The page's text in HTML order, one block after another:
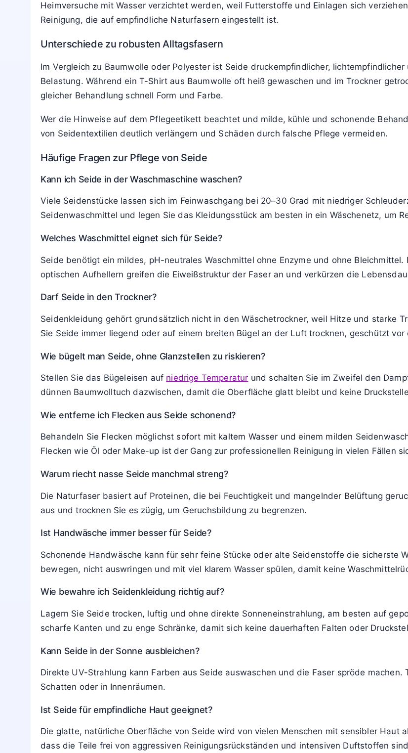
Heimversuche mit Wasser verzichtet werden, weil Futterstoffe und Einlagen sich
Reinigung, die auf empfindliche Naturfasern eingestellt ist.
Unterschiede zu robusten Alltagsfasern
Im Vergleich zu Baumwolle oder Polyester ist Seide druckempfindlicher,
Belastung. Während ein T-Shirt aus Baumwolle oft heiß gewaschen und im Trockner
gleicher Behandlung schnell Form und Farbe.
Wer die Hinweise auf dem Pflegeetikett beachtet und milde, kühle und schonende
von Seidentextilien deutlich verlängern und Schäden durch falsche Pflege vermeiden.
Häufige Fragen zur Pflege von Seide
Kann ich Seide in der Waschmaschine waschen?
Viele Seidenstücke lassen sich im Feinwaschgang bei 20–30 Grad mit niedriger
Seidenwaschmittel und legen Sie das Kleidungsstück am besten in ein Wäschenetz, um
Welches Waschmittel eignet sich für Seide?
Seide benötigt ein mildes, pH-neutrales Waschmittel ohne Enzyme und ohne
optischen Aufhellern greifen die Eiweißstruktur der Faser an und verkürzen die
Darf Seide in den Trockner?
Seidenkleidung gehört grundsätzlich nicht in den Wäschetrockner, weil Hitze und starke
Sie Seide immer liegend oder auf einem breiten Bügel an der Luft trocknen, geschützt vor
Wie bügelt man Seide, ohne Glanzstellen zu riskieren?
Stellen Sie das Bügeleisen auf niedrige Temperatur und schalten Sie im Zweifel den
dünnen Baumwolltuch dazwischen, damit die Oberfläche glatt bleibt und keine
Wie entferne ich Flecken aus Seide schonend?
Behandeln Sie Flecken möglichst sofort mit kaltem Wasser und einem milden
Flecken wie Öl oder Make-up ist der Gang zur professionellen Reinigung in vielen Fällen
Warum riecht nasse Seide manchmal streng?
Die Naturfaser basiert auf Proteinen, die bei Feuchtigkeit und mangelnder Belüftung
aus und trocknen Sie es zügig, um Geruchsbildung zu begrenzen.
Ist Handwäsche immer besser für Seide?
Schonende Handwäsche kann für sehr feine Stücke oder alte Seidenstoffe die sicherste
bewegen, nicht auswringen und mit viel klarem Wasser spülen, damit keine
Wie bewahre ich Seidenkleidung richtig auf?
Lagern Sie Seide trocken, luftig und ohne direkte Sonneneinstrahlung, am besten auf
scharfe Kanten und zu enge Schränke, damit sich keine dauerhaften Falten oder
Kann Seide in der Sonne ausbleichen?
Direkte UV-Strahlung kann Farben aus Seide auswaschen und die Faser spröde
Schatten oder in Innenräumen.
Ist Seide für empfindliche Haut geeignet?
Die glatte, natürliche Oberfläche von Seide wird von vielen Menschen mit sensibler Haut
dass die Teile frei von aggressiven Reinigungsrückständen und intensiven Duftstoffen